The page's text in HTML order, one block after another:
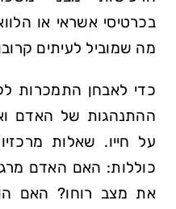
בכרטיסי אשראי או
מה שמוביל לעיתים
כדי לאבחן התמכרות
ההתנהגות של האדם
על חייו. שאלות
כוללות: האם האדם
את מצב רוחו? האם